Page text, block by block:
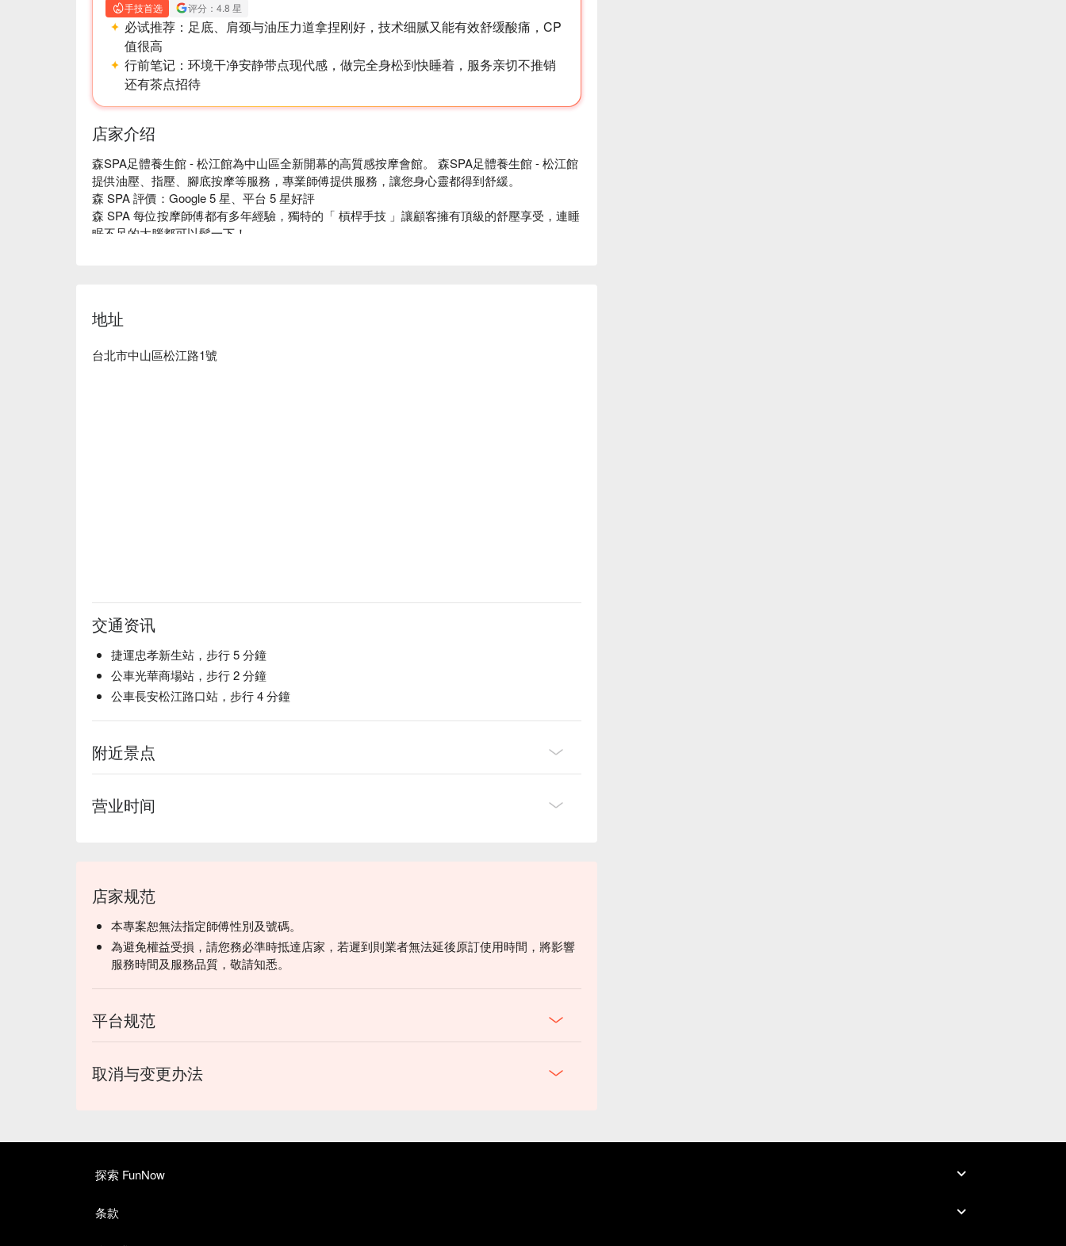
手技首选 评分：4.8 星
必试推荐： 足底、肩颈与油压力道拿捏刚好，技术细腻又能有效舒缓酸痛，CP
值很高
行前笔记： 环境干净安静带点现代感，做完全身松到快睡着，服务亲切不推销
还有茶点招待
店家介绍
森SPA足體養生館 - 松江館為中山區全新開幕的高質感按摩會館。 森SPA足體養生館 - 松江館
提供油壓、指壓、腳底按摩等服務，專業師傅提供服務，讓您身心靈都得到舒緩。
森 SPA 評價：Google 5 星、平台 5 星好評
森 SPA 每位按摩師傅都有多年經驗，獨特的「 槓桿手技 」讓顧客擁有頂級的舒壓享受，連睡
眠不足的大腦都可以鬆一下！
地址
台北市中山區松江路1號
交通资讯
捷運忠孝新生站，步行 5 分鐘
公車光華商場站，步行 2 分鐘
公車長安松江路口站，步行 4 分鐘
附近景点
营业时间
店家规范
本專案恕無法指定師傅性別及號碼。
為避免權益受損，請您務必準時抵達店家，若遲到則業者無法延後原訂使用時間，將影響
服務時間及服務品質，敬請知悉。
平台规范
取消与变更办法
探索 FunNow
条款